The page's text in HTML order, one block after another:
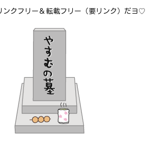
ンクフリー＆転載フリー（要リンク）だヨ♡